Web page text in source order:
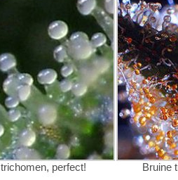
perfect!
Bruine